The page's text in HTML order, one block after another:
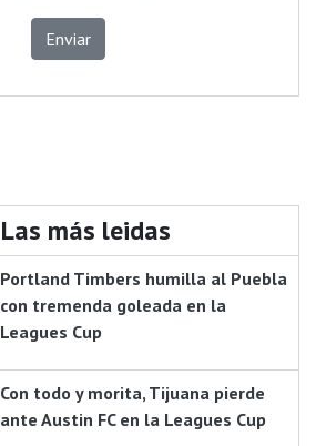
Enviar
Las más leidas
Portland Timbers humilla al Puebla
con tremenda goleada en la
Leagues Cup
Con todo y morita, Tijuana pierde
ante Austin FC en la Leagues Cup